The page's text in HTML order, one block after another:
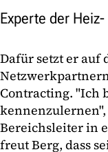
Experte der
Dafür setzt er auf
Contracting. "Ich
Bereichsleiter in
freut Berg, dass